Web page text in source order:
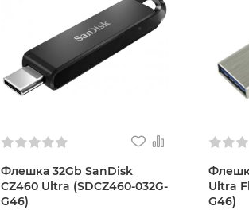
Флешка 32Gb SanDisk
CZ460 Ultra (SDCZ460-032G-
G46)
Ultra
G46)